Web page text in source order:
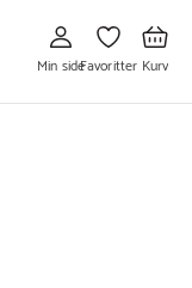
til
Min
side
Min side
til
Favoritter
Favoritter
til
Kurv
Kurv